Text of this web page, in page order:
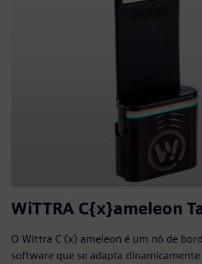
WiTTRA C{x}ameleon
O Wittra C (x) ameleon é um nó de
software que se adapta dinamicamente